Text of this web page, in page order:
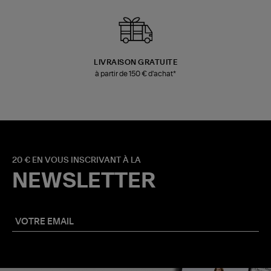
LIVRAISON GRATUITE
à partir de 150 € d'achat*
20 € EN VOUS INSCRIVANT À LA
NEWSLETTER